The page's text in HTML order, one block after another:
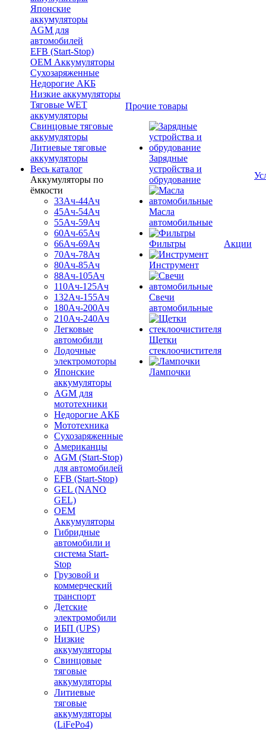
Японские
аккумуляторы
AGM для
автомобилей
EFB (Start-Stop)
OEM Аккумуляторы
Сухозаряженные
Недорогие АКБ
Низкие аккумуляторы
Тяговые WET
аккумуляторы
Свинцовые тяговые
аккумуляторы
Литиевые тяговые
аккумуляторы
Весь каталог
Аккумуляторы по
ёмкости
33Ач-44Ач
45Ач-54Ач
55Ач-59Ач
60Ач-65Ач
66Ач-69Ач
70Ач-78Ач
80Ач-85Ач
88Ач-105Ач
110Ач-125Ач
132Ач-155Ач
180Ач-200Ач
210Ач-240Ач
Легковые
автомобили
Лодочные
электромоторы
Японские
аккумуляторы
AGM для
мототехники
Недорогие АКБ
Мототехника
Сухозаряженные
Американцы
AGM (Start-Stop)
для автомобилей
EFB (Start-Stop)
GEL (NANO
GEL)
OEM
Аккумуляторы
Гибридные
автомобили и
система Start-
Stop
Грузовой и
коммерческий
транспорт
Детские
электромобили
ИБП (UPS)
Низкие
аккумуляторы
Свинцовые
тяговые
аккумуляторы
Литиевые
тяговые
аккумуляторы
(LiFePo4)
Прочие товары
Зарядные
устройства и
обрудование
Масла
автомобильные
Фильтры
Инструмент
Свечи
автомобильные
Щетки
стеклоочистителя
Лампочки
Акции